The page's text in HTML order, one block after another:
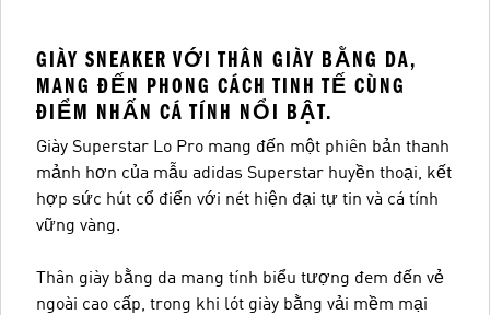
GIÀY SNEAKER VỚI THÂN GIÀY BẰNG DA,
MANG ĐẾN PHONG CÁCH TINH TẾ CÙNG
ĐIỂM NHẤN CÁ TÍNH NỔI BẬT.
Giày Superstar Lo Pro mang đến một phiên bản thanh
mảnh hơn của mẫu adidas Superstar huyền thoại, kết
hợp sức hút cổ điển với nét hiện đại tự tin và cá tính
vững vàng.
Thân giày bằng da mang tính biểu tượng đem đến vẻ
ngoài cao cấp, trong khi lót giày bằng vải mềm mại